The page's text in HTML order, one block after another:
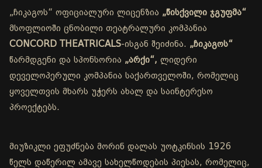
„ჩიკაგოს“ ოფიციალური ლიცენზია „წისქვილი ჯგუფმა“
მსოფლიოში ცნობილი თეატრალური კომპანია
CONCORD THEATRICALS-ისგან შეიძინა. „ჩიკაგოს“
წარმდგენი და სპონსორია „არქი“, ლიდერი
დეველოპერული კომპანია საქართველოში, რომელიც
ყოველთვის მხარს უჭერს ახალ და საინტერესო
პროექტებს.
მიუზიკლი ეფუძნება მორინ დალას უოტკინსის 1926
წელს დაწერილ ამავე სახელწოდების პიესას, რომელიც,